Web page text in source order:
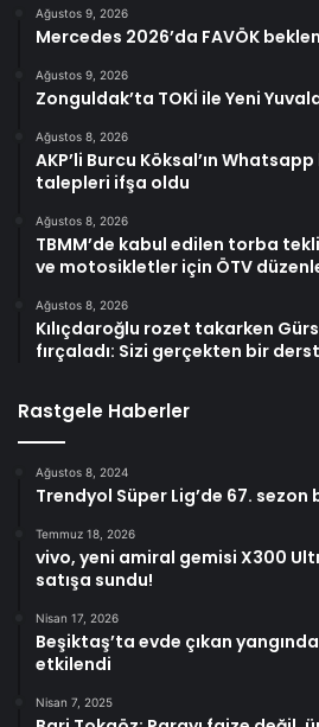
Ağustos 9, 2026
Mercedes 2026’da FAVÖK
Ağustos 9, 2026
Zonguldak’ta TOKİ ile Yeni
Ağustos 8, 2026
AKP’li Burcu Köksal’ın
talepleri ifşa oldu
Ağustos 8, 2026
TBMM’de kabul edilen torba
ve motosikletler için ÖTV
Ağustos 8, 2026
Kılıçdaroğlu rozet takarken
fırçaladı: Sizi gerçekten bir
Rastgele Haberler
Ağustos 8, 2024
Trendyol Süper Lig’de 67. sezon
Temmuz 18, 2026
vivo, yeni amiral gemisi X300
satışa sundu!
Nisan 17, 2026
Beşiktaş’ta evde çıkan
etkilendi
Nisan 7, 2025